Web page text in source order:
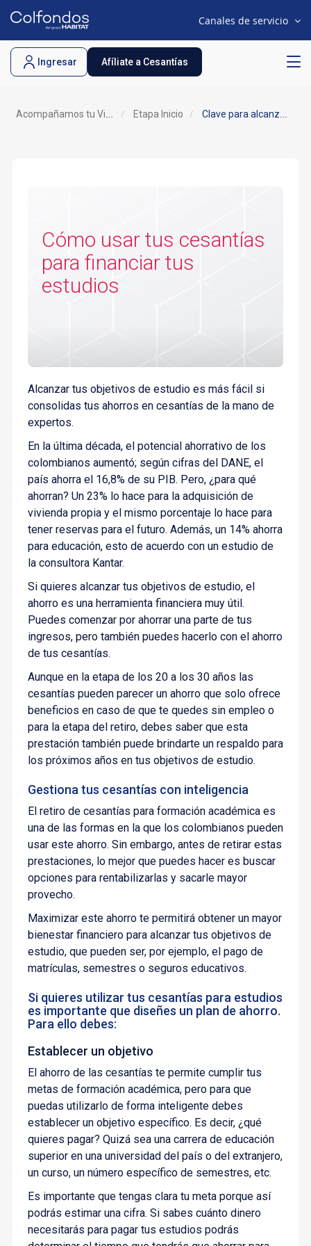
Canales de servicio
Afíliate a Cesantías
Ingresar
Acompañamos tu Vida Etapa Inicio Clave para alcanzar tus objetivos de estudio
Cómo usar tus cesantías
para financiar tus
estudios
Alcanzar tus objetivos de estudio es más fácil si
consolidas tus ahorros en cesantías de la mano de
expertos.
En la última década, el potencial ahorrativo de los
colombianos aumentó; según cifras del DANE, el
país ahorra el 16,8% de su PIB. Pero, ¿para qué
ahorran? Un 23% lo hace para la adquisición de
vivienda propia y el mismo porcentaje lo hace para
tener reservas para el futuro. Además, un 14% ahorra
para educación, esto de acuerdo con un estudio de
la consultora Kantar.
Si quieres alcanzar tus objetivos de estudio, el
ahorro es una herramienta financiera muy útil.
Puedes comenzar por ahorrar una parte de tus
ingresos, pero también puedes hacerlo con el ahorro
de tus cesantías.
Aunque en la etapa de los 20 a los 30 años las
cesantías pueden parecer un ahorro que solo ofrece
beneficios en caso de que te quedes sin empleo o
para la etapa del retiro, debes saber que esta
prestación también puede brindarte un respaldo para
los próximos años en tus objetivos de estudio.
Gestiona tus cesantías con inteligencia
El retiro de cesantías para formación académica es
una de las formas en la que los colombianos pueden
usar este ahorro. Sin embargo, antes de retirar estas
prestaciones, lo mejor que puedes hacer es buscar
opciones para rentabilizarlas y sacarle mayor
provecho.
Maximizar este ahorro te permitirá obtener un mayor
bienestar financiero para alcanzar tus objetivos de
estudio, que pueden ser, por ejemplo, el pago de
matrículas, semestres o seguros educativos.
Si quieres utilizar tus cesantías para estudios
es importante que diseñes un plan de ahorro.
Para ello debes:
Establecer un objetivo
El ahorro de las cesantías te permite cumplir tus
metas de formación académica, pero para que
puedas utilizarlo de forma inteligente debes
establecer un objetivo específico. Es decir, ¿qué
quieres pagar? Quizá sea una carrera de educación
superior en una universidad del país o del extranjero,
un curso, un número específico de semestres, etc.
Es importante que tengas clara tu meta porque así
podrás estimar una cifra. Si sabes cuánto dinero
necesitarás para pagar tus estudios podrás